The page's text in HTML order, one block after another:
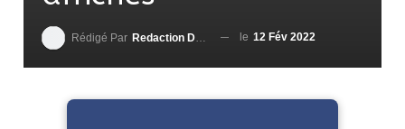
Rédigé Par Redaction DjenaSport le 12 Fév 2022